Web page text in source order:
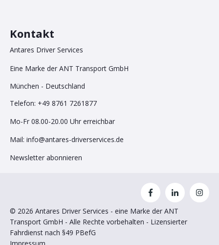
Kontakt
Antares Driver Services
Eine Marke der ANT Transport GmbH
München - Deutschland
Telefon: +49 8761 7261877
Mo-Fr 08.00-20.00 Uhr erreichbar
Mail: info@antares-driverservices.de
Newsletter abonnieren
© 2026 Antares Driver Services - eine Marke der ANT
Transport GmbH - Alle Rechte vorbehalten - Lizensierter
Fahrdienst nach §49 PBefG